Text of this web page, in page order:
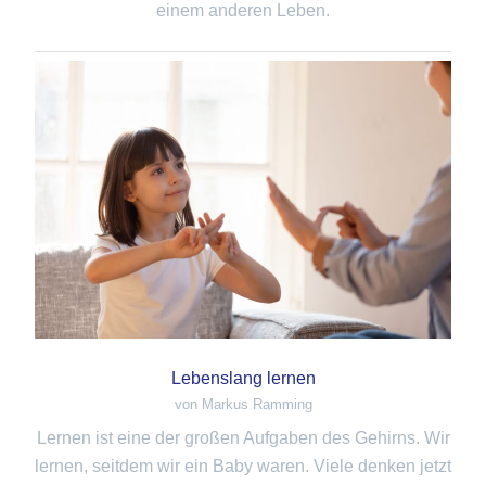
einem anderen Leben.
Lebenslang lernen
von Markus Ramming
Lernen ist eine der großen Aufgaben des Gehirns. Wir
lernen, seitdem wir ein Baby waren. Viele denken jetzt